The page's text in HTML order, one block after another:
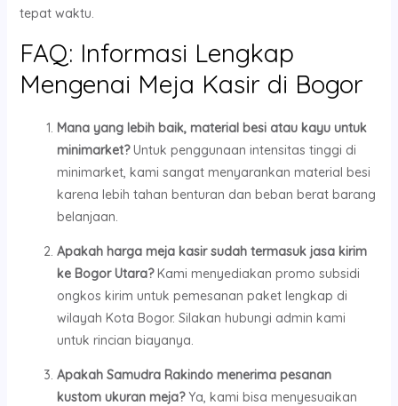
tepat waktu.
FAQ: Informasi Lengkap
Mengenai Meja Kasir di Bogor
Mana yang lebih baik, material besi atau kayu untuk
minimarket?Untuk penggunaan intensitas tinggi di
minimarket, kami sangat menyarankan material besi
karena lebih tahan benturan dan beban berat barang
belanjaan.
Apakah harga meja kasir sudah termasuk jasa kirim
ke Bogor Utara?Kami menyediakan promo subsidi
ongkos kirim untuk pemesanan paket lengkap di
wilayah Kota Bogor. Silakan hubungi admin kami
untuk rincian biayanya.
Apakah Samudra Rakindo menerima pesanan
kustom ukuran meja?Ya, kami bisa menyesuaikan